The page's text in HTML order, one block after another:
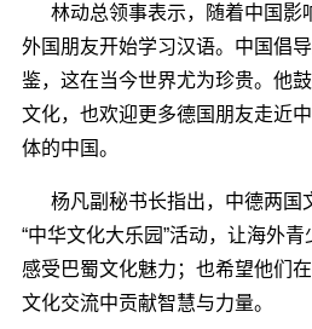
林动总领事表示，随着中国影
外国朋友开始学习汉语。中国倡
鉴，这在当今世界尤为珍贵。他
文化，也欢迎更多德国朋友走近
体的中国。
杨凡副秘书长指出，中德两国
“中华文化大乐园”活动，让海外青
感受巴蜀文化魅力；也希望他们
文化交流中贡献智慧与力量。